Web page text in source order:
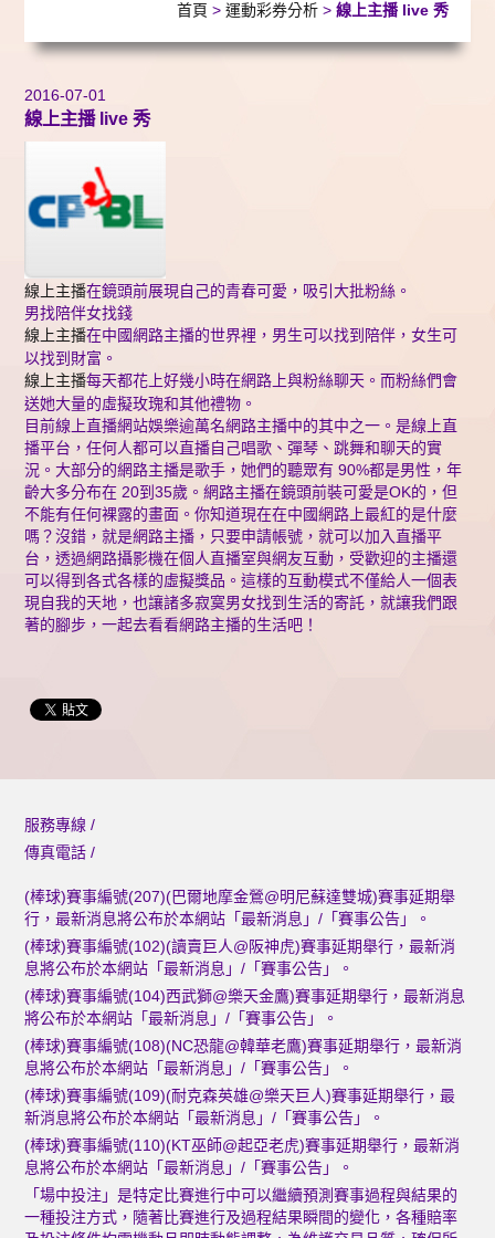
首頁 > 運動彩券分析> 線上主播 live 秀
2016-07-01
線上主播 live 秀
線上主播在鏡頭前展現自己的青春可愛，吸引大批粉絲。
男找陪伴女找錢
線上主播在中國網路主播的世界裡，男生可以找到陪伴，女生可
以找到財富。
線上主播每天都花上好幾小時在網路上與粉絲聊天。而粉絲們會
送她大量的虛擬玫瑰和其他禮物。
目前線上直播網站娛樂逾萬名網路主播中的其中之一。是線上直
播平台，任何人都可以直播自己唱歌、彈琴、跳舞和聊天的實
況。大部分的網路主播是歌手，她們的聽眾有 90%都是男性，年
齡大多分布在 20到35歲。網路主播在鏡頭前裝可愛是OK的，但
不能有任何裸露的畫面。你知道現在在中國網路上最紅的是什麼
嗎？沒錯，就是網路主播，只要申請帳號，就可以加入直播平
台，透過網路攝影機在個人直播室與網友互動，受歡迎的主播還
可以得到各式各樣的虛擬獎品。這樣的互動模式不僅給人一個表
現自我的天地，也讓諸多寂寞男女找到生活的寄託，就讓我們跟
著的腳步，一起去看看網路主播的生活吧！
服務專線 /
傳真電話 /
(棒球)賽事編號(207)(巴爾地摩金鶯@明尼蘇達雙城)賽事延期舉
行，最新消息將公布於本網站「最新消息」/「賽事公告」。
(棒球)賽事編號(102)(讀賣巨人@阪神虎)賽事延期舉行，最新消
息將公布於本網站「最新消息」/「賽事公告」。
(棒球)賽事編號(104)西武獅@樂天金鷹)賽事延期舉行，最新消息
將公布於本網站「最新消息」/「賽事公告」。
(棒球)賽事編號(108)(NC恐龍@韓華老鷹)賽事延期舉行，最新消
息將公布於本網站「最新消息」/「賽事公告」。
(棒球)賽事編號(109)(耐克森英雄@樂天巨人)賽事延期舉行，最
新消息將公布於本網站「最新消息」/「賽事公告」。
(棒球)賽事編號(110)(KT巫師@起亞老虎)賽事延期舉行，最新消
息將公布於本網站「最新消息」/「賽事公告」。
「場中投注」是特定比賽進行中可以繼續預測賽事過程與結果的
一種投注方式，隨著比賽進行及過程結果瞬間的變化，各種賠率